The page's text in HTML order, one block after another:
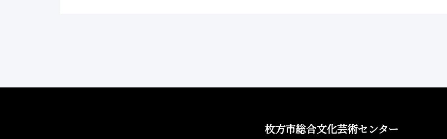
枚方市総合文化芸術センター